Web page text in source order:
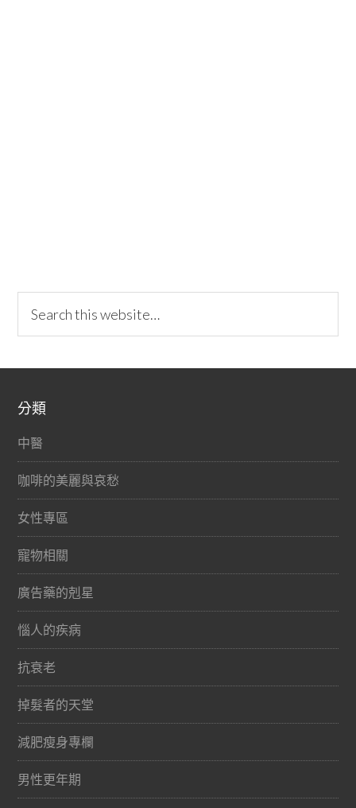
分類
中醫
咖啡的美麗與哀愁
女性專區
寵物相關
廣告藥的剋星
惱人的疾病
抗衰老
掉髮者的天堂
減肥瘦身專欄
男性更年期